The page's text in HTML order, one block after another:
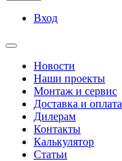
Вход
Новости
Наши проекты
Монтаж и сервис
Доставка и оплата
Дилерам
Контакты
Калькулятор
Статьи